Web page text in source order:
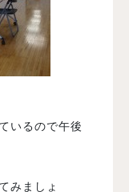
いるので午後
みましょ